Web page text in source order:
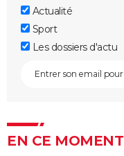
Actualité
Sport
Les dossiers d'actu
EN CE MOMENT